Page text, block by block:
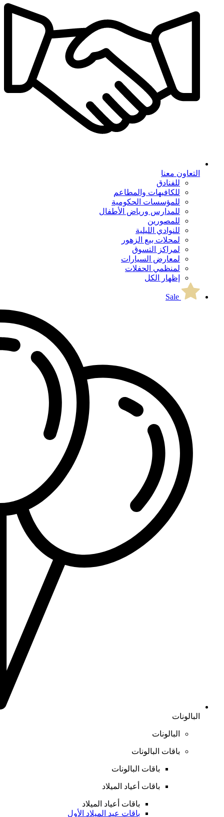
التعاون معنا
للفنادق
للكافيهات والمطاعم
للمؤسسات الحكومية
للمدارس ورياض الأطفال
للمصورين
للنوادي الليلية
لمحلات بيع الزهور
لمراكز التسوق
لمعارض السيارات
لمنظمي الحفلات
إظهار الكل
البالونات
البالونات
باقات البالونات
باقات البالونات
باقات أعياد الميلاد
باقات أعياد الميلاد
باقات عيد الميلاد الأول